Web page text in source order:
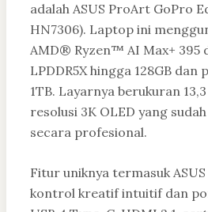
adalah ASUS ProArt GoPro
HN7306). Laptop ini
AMD® Ryzen™ AI Max+ 395
LPDDR5X hingga 128GB dan
1TB. Layarnya berukuran
resolusi 3K OLED yang
secara profesional.
Fitur uniknya termasuk
kontrol kreatif intuitif dan